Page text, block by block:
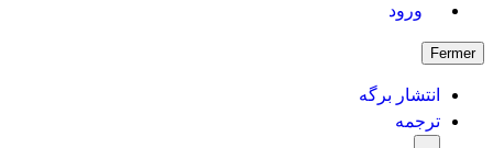
ورود
Fermer
انتشار برگه
ترجمه